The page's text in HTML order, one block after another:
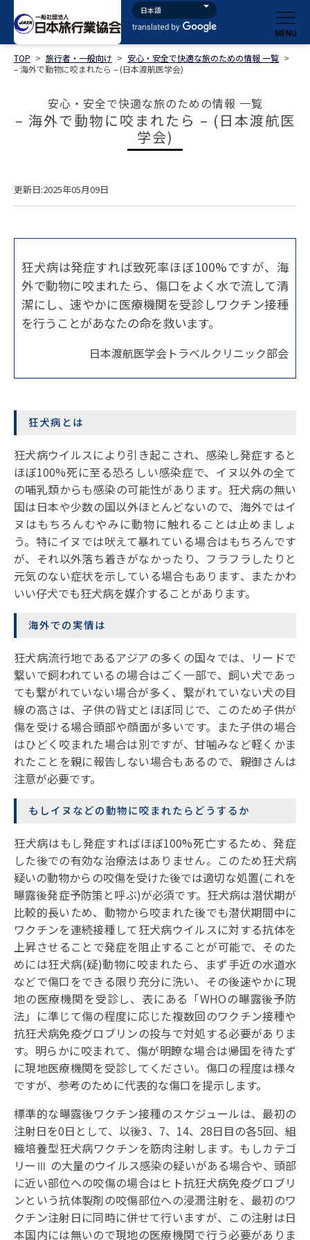
TOP > 旅行者・一般向け > 安心・安全で快適な旅のための情報 一覧 >
– 海外で動物に咬まれたら – (日本渡航医学会)
安心・安全で快適な旅のための情報 一覧
– 海外で動物に咬まれたら – (日本渡航医
学会)
更新日:2025年05月09日
狂犬病は発症すれば致死率ほぼ100%ですが、海
外で動物に咬まれたら、傷口をよく水で流して清
潔にし、速やかに医療機関を受診しワクチン接種
を行うことがあなたの命を救います。
日本渡航医学会トラベルクリニック部会
狂犬病とは
狂犬病ウイルスにより引き起こされ、感染し発症すると
ほぼ100%死に至る恐ろしい感染症で、イヌ以外の全て
の哺乳類からも感染の可能性があります。狂犬病の無い
国は日本や少数の国以外ほとんどないので、海外ではイ
ヌはもちろんむやみに動物に触れることは止めましょ
う。特にイヌでは吠えて暴れている場合はもちろんです
が、それ以外落ち着きがなかったり、フラフラしたりと
元気のない症状を示している場合もあります、またかわ
いい仔犬でも狂犬病を媒介することがあります。
海外での実情は
狂犬病流行地であるアジアの多くの国々では、リードで
繋いで飼われているの場合はごく一部で、飼い犬であっ
ても繋がれていない場合が多く、繋がれていない犬の目
線の高さは、子供の背丈とほぼ同じで、このため子供が
傷を受ける場合頭部や顔面が多いです。また子供の場合
はひどく咬まれた場合は別ですが、甘噛みなど軽くかま
れたことを親に報告しない場合もあるので、親御さんは
注意が必要です。
もしイヌなどの動物に咬まれたらどうするか
狂犬病はもし発症すればほぼ100%死亡するため、発症
した後での有効な治療法はありません。このため狂犬病
疑いの動物からの咬傷を受けた後では適切な処置(これを
曝露後発症予防策と呼ぶ)が必須です。狂犬病は潜伏期が
比較的長いため、動物から咬まれた後でも潜伏期間中に
ワクチンを連続接種して狂犬病ウイルスに対する抗体を
上昇させることで発症を阻止することが可能で、そのた
めには狂犬病(疑)動物に咬まれたら、まず手近の水道水
などで傷口をできる限り充分に洗い、その後速やかに現
地の医療機関を受診し、表にある「WHOの曝露後予防
法」に準じて傷の程度に応じた複数回のワクチン接種や
抗狂犬病免疫グロブリンの投与で対処する必要がありま
す。明らかに咬まれて、傷が明瞭な場合は帰国を待たず
に現地医療機関を受診してください。傷口の程度は様々
ですが、参考のために代表的な傷口を提示します。
標準的な曝露後ワクチン接種のスケジュールは、最初の
注射日を0日として、以後3、7、14、28日目の各5回、組
織培養型狂犬病ワクチンを筋肉注射します。もしカテゴ
リーⅢ の大量のウイルス感染の疑いがある場合や、頭部
に近い部位への咬傷の場合はヒト抗狂犬病免疫グロブリ
ンという抗体製剤の咬傷部位への浸潤注射を、最初のワ
クチン注射日に同時に併せて行いますが、この注射は日
本国内には無いので現地の医療機関で行う必要がありま